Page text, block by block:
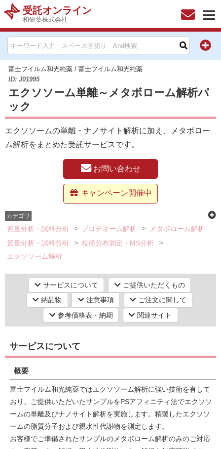
受託オンライン
和研薬株式会社
富士フイルム和光純薬/ 富士フイルム和光純薬
ID: J01995
エクソソーム単離～メタボローム解析パ
ック
エクソソームの単離・ナノサイト解析に加え、メタボロー
ム解析をまとめた受託サービスです。
お問い合わせ
キャンペーン開催中
カテゴリ
質量分析・試料分析 プロテオーム解析
メタボローム解析
質量分析・試料分析
粒径分布測定・MS分析
エクソソーム解析
サービスについて
ご提供いただくもの
納品物
注意事項
ご注文に関して
参考価格表・納期
関連サイト
サービスについて
概要
富士フイルム和光純薬ではエクソソーム解析に強い技術を有して
おり、ご提供いただいたサンプルをPSアフィニティ法でエクソソ
ームの単離及びナノサイト解析を実施します。精製したエクソソ
ームの脂質分子および親水性代謝物を測定します。
お客様でご準備されたサンプルのメタボローム解析のみのご対応
HOME
お問い合わせ
お知らせ
キャンペーン情報一覧
製品カテゴリー一覧
ご利用ガイド
研究機器オンライン
ラボプランニング
実験フローガイド
和研薬 ホームページ